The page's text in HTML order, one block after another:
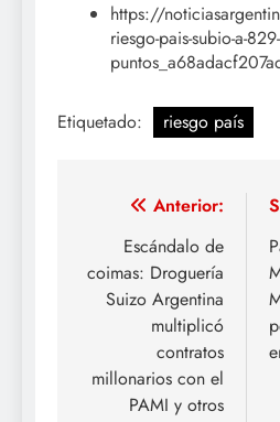
https://
riesgo-pais-subio-a-829-
Etiquetado: riesgo país
Navegación
entradas
Anterior:
Escándalo de
coimas: Droguería
Suizo Argentina
multiplicó
contratos
millonarios con el
PAMI y otros